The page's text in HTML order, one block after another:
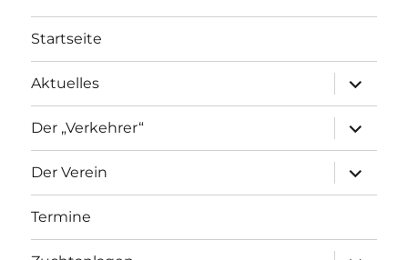
Startseite
Aktuelles
Der „Verkehrer“
Der Verein
Termine